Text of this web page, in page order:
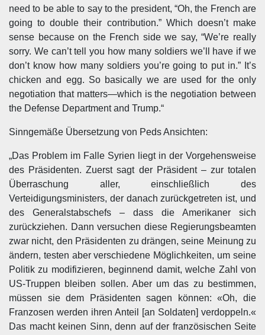
need to be able to say to the president, “Oh, the French are
going to double their contribution.” Which doesn’t make
sense because on the French side we say, “We’re really
sorry. We can’t tell you how many soldiers we’ll have if we
don’t know how many soldiers you’re going to put in.” It’s
chicken and egg. So basically we are used for the only
negotiation that matters—which is the negotiation between
the Defense Department and Trump.“
Sinngemäße Übersetzung von Peds Ansichten:
„Das Problem im Falle Syrien liegt in der Vorgehensweise
des Präsidenten. Zuerst sagt der Präsident – zur totalen
Überraschung aller, einschließlich des
Verteidigungsministers, der danach zurückgetreten ist, und
des Generalstabschefs – dass die Amerikaner sich
zurückziehen. Dann versuchen diese Regierungsbeamten
zwar nicht, den Präsidenten zu drängen, seine Meinung zu
ändern, testen aber verschiedene Möglichkeiten, um seine
Politik zu modifizieren, beginnend damit, welche Zahl von
US-Truppen bleiben sollen. Aber um das zu bestimmen,
müssen sie dem Präsidenten sagen können: «Oh, die
Franzosen werden ihren Anteil [an Soldaten] verdoppeln.«
Das macht keinen Sinn, denn auf der französischen Seite